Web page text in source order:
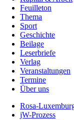
Feuilleton
Thema
Sport
Geschichte
Beilage
Leserbriefe
Verlag
Veranstaltungen
Termine
Über uns
Rosa-
jW-Prozess